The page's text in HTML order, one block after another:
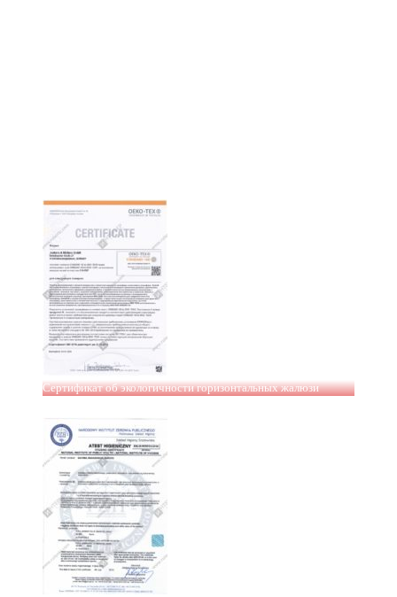
Сертификат об экологичности горизонтальных жалюзи